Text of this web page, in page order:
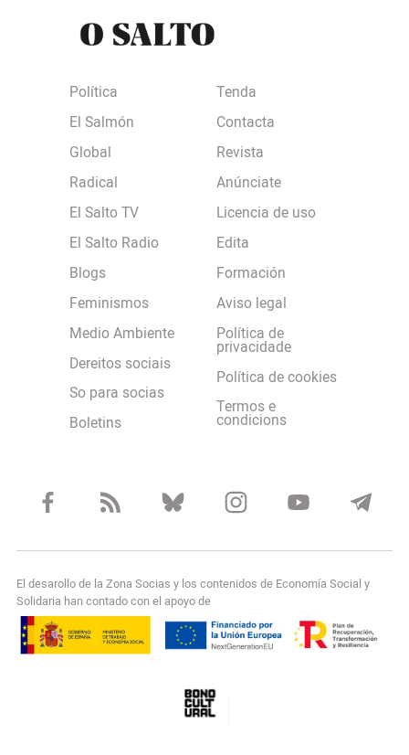
Política
El Salmón
Global
Radical
El Salto TV
El Salto Radio
Blogs
Feminismos
Medio Ambiente
Dereitos sociais
So para socias
Boletins
Tenda
Contacta
Revista
Anúnciate
Licencia de uso
Edita
Formación
Aviso legal
Política de
privacidade
Política de cookies
Termos e
condicions
El desarollo de la Zona Socias y los contenidos de Economía Social y
Solidaria han contado con el apoyo de